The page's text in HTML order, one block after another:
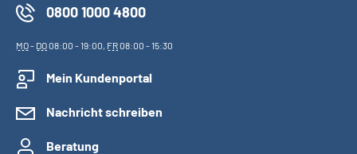
0800 1000 4800
MO- DO08:00 - 19:00, FR08:00 - 15:30
Mein Kundenportal
Nachricht schreiben
Beratung